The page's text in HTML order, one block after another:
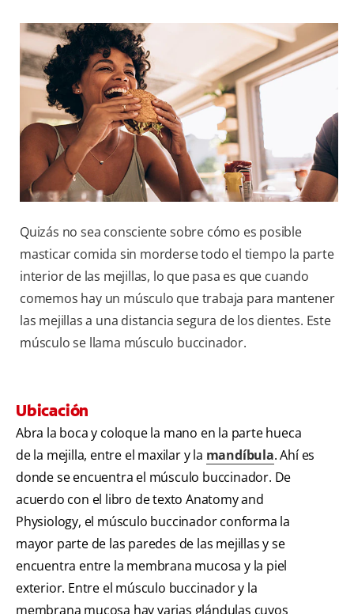
PARA PROFESIONALES
DÓNDE COMPRAR
VE (ES)
Quizás no sea consciente sobre cómo es posible
masticar comida sin morderse todo el tiempo la parte
interior de las mejillas, lo que pasa es que cuando
comemos hay un músculo que trabaja para mantener
las mejillas a una distancia segura de los dientes. Este
músculo se llama músculo buccinador.
Ubicación
Abra la boca y coloque la mano en la parte hueca
de la mejilla, entre el maxilar y la mandíbula. Ahí es
donde se encuentra el músculo buccinador. De
acuerdo con el libro de texto Anatomy and
Physiology, el músculo buccinador conforma la
mayor parte de las paredes de las mejillas y se
encuentra entre la membrana mucosa y la piel
exterior. Entre el músculo buccinador y la
membrana mucosa hay varias glándulas cuyos